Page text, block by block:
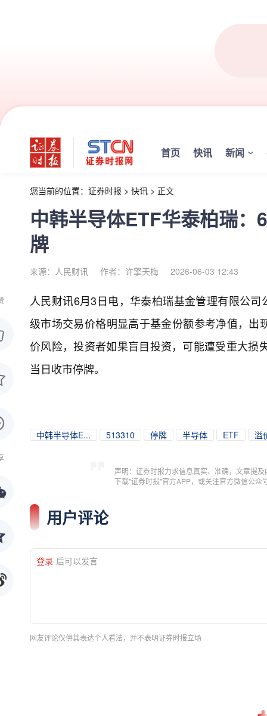
首页 快讯 新闻
您当前的位置： 证券时报 > 快讯 > 正文
中韩半导体ETF华泰柏瑞
牌
来源：人民财讯 作者：许擎天梅 2026-06-03 12:43
人民财讯6月3日电， 华泰柏瑞基金管理有限公
级市场交易价格明显高于基金份额参考净值，
价风险，投资者如果盲目投资，可能遭受重大
当日收市停牌。
中韩半导体E... 513310 停牌 半导体 ETF 溢
声明：证券时报力求信息真实、准确，文章提
下载"证券时报"官方APP，或关注官方微信公
用户评论
登录 后可以发言
网友评论仅供其表达个人看法，并不表明证券时报立场